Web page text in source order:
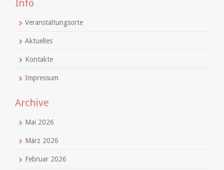
Info
Veranstaltungsorte
Aktuelles
Kontakte
Impressum
Archive
Mai 2026
März 2026
Februar 2026